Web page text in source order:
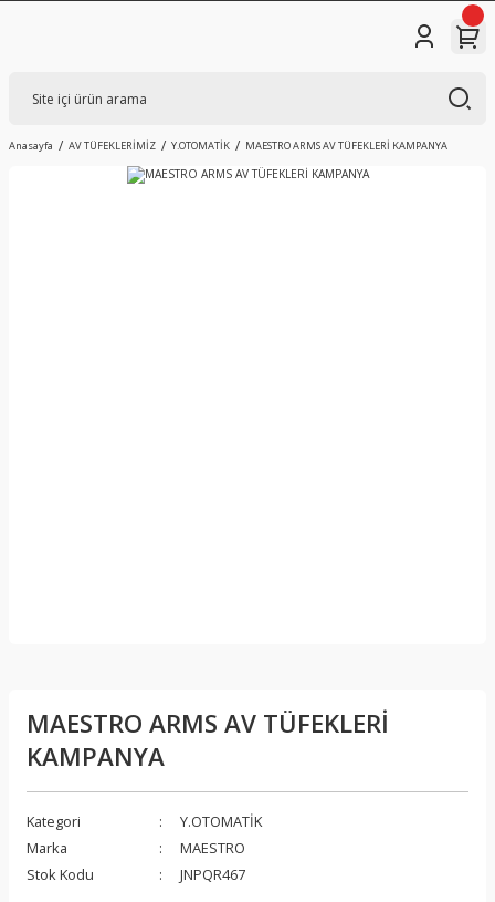
Anasayfa AV TÜFEKLERİMİZ Y.OTOMATİK MAESTRO ARMS AV TÜFEKLERİ KAMPANYA
MAESTRO ARMS AV TÜFEKLERİ
KAMPANYA
Kategori
Y.OTOMATİK
Marka
MAESTRO
Stok Kodu
JNPQR467